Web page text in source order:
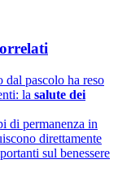
pascolo ha reso
la salute dei
di permanenza in
direttamente
sul benessere